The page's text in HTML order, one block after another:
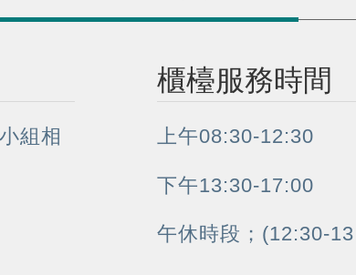
組相
櫃檯服務時間
上午08:30-12:30
下午13:30-17:00
午休時段；(12:30-